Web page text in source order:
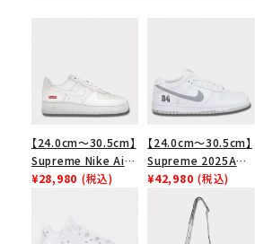
【24.0cm～30.5cm】
Supreme Nike Air
Force 1 Low シュプ
ューズ ホワイト
¥28,980 (税込)
【24.0cm～30.5cm】
Supreme 2025AW
Nike SB Dunk Low
ナイキ SB ダンク ロ
ー スニーカー ホワイ
¥42,980 (税込)